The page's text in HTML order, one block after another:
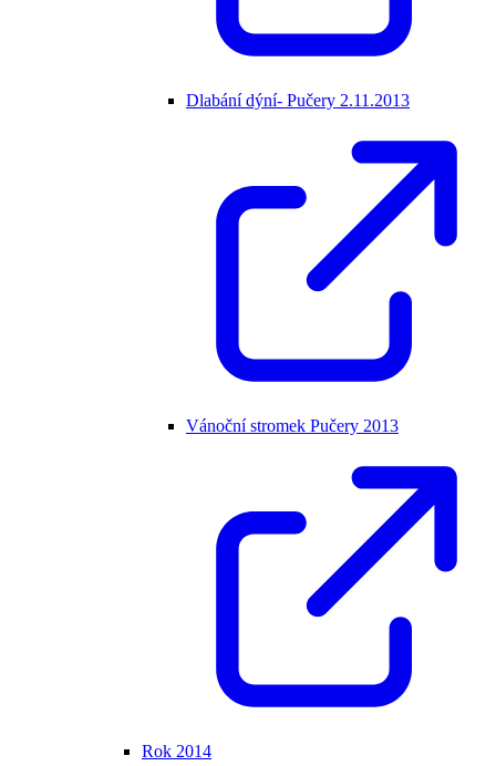
Dlabání dýní- Pučery 2.11.2013
Vánoční stromek Pučery 2013
Rok 2014